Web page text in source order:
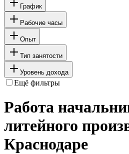
График
Рабочие часы
Опыт
Тип занятости
Уровень дохода
Ещё фильтры
Работа
литейного
Краснодаре